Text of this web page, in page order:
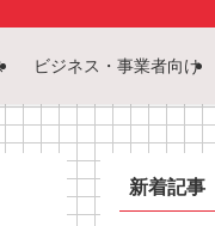
ビジネス・事業者向け
新着記事